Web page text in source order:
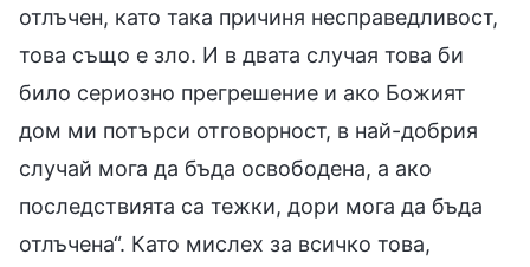
отлъчен, като така причиня несправедливост,
това също е зло. И в двата случая това би
било сериозно прегрешение и ако Божият
дом ми потърси отговорност, в най-добрия
случай мога да бъда освободена, а ако
последствията са тежки, дори мога да бъда
отлъчена“. Като мислех за всичко това,